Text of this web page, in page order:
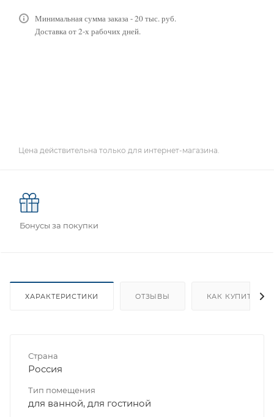
Минимальная сумма заказа - 20 тыс. руб.
Доставка от 2-х рабочих дней.
Цена действительна только для интернет-магазина.
Бонусы за покупки
ХАРАКТЕРИСТИКИ ОТЗЫВЫ КАК КУПИТЬ
Страна
Россия
Тип помещения
для ванной, для гостиной